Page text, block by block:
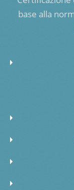
base alla